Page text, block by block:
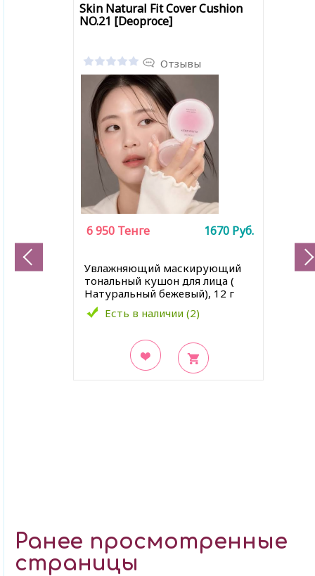
Skin Natural Fit Cover Cushion
NO.21 [Deoproce]
Отзывы
Увлажняющий маскирующий
тональный кушон для лица (
Натуральный бежевый), 12 г
Есть в наличии (2)
6 950 Тенге 1670 Руб.
Ранее просмотренные
страницы